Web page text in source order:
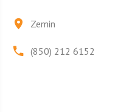
Zemin
(850) 212 6152